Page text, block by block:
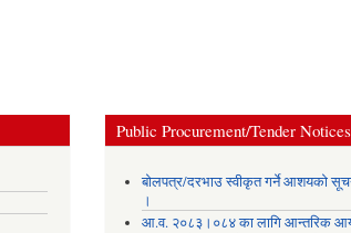
Public Procurement/Tender Notices
बोलपत्र/दरभाउ स्वीकृत गर्ने आशयको
।
आ.व. २०८३।०८४ का लागि आन्तरिक